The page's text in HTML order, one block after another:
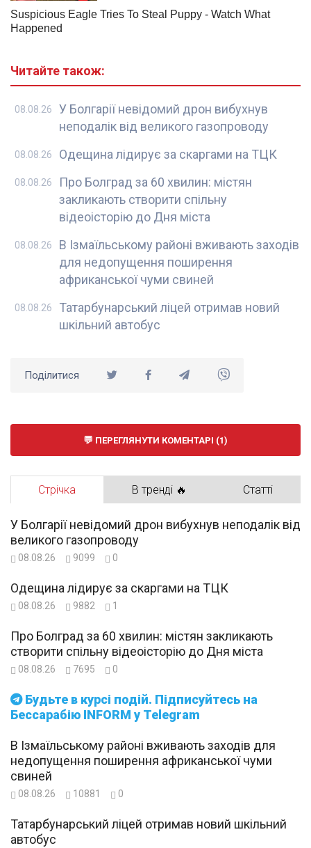
Читайте також:
У Болгарії невідомий дрон вибухнув
неподалік від великого газопроводу
08.08.26
Одещина лідирує за скаргами на ТЦК
08.08.26
Про Болград за 60 хвилин: містян
закликають створити спільну
відеоісторію до Дня міста
08.08.26
В Ізмаїльському районі вживають заходів
для недопущення поширення
африканської чуми свиней
08.08.26
Татарбунарський ліцей отримав новий
шкільний автобус
08.08.26
Поділитися
ПЕРЕГЛЯНУТИ КОМЕНТАРІ (1)
Стрічка В тренді 🔥 Статті
Будьте в курсі подій. Підписуйтесь на
Бессарабію INFORM у Telegram
У Болгарії невідомий дрон вибухнув неподалік від
великого газопроводу
08.08.26 9099 0
Одещина лідирує за скаргами на ТЦК
08.08.26 9882 1
Про Болград за 60 хвилин: містян закликають
створити спільну відеоісторію до Дня міста
08.08.26 7695 0
В Ізмаїльському районі вживають заходів для
недопущення поширення африканської чуми
свиней
08.08.26 10881 0
Татарбунарський ліцей отримав новий шкільний
автобус